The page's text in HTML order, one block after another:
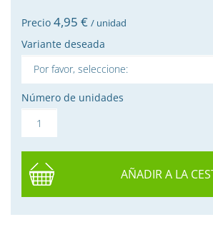
Precio 4,95 € / unidad
Variante deseada
Número de unidades
AÑADIR A LA